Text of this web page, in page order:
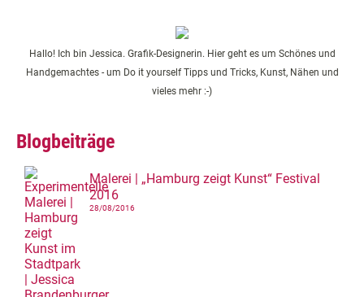
Hallo! Ich bin Jessica. Grafik-Designerin. Hier geht es um Schönes und
Handgemachtes - um Do it yourself Tipps und Tricks, Kunst, Nähen und
vieles mehr :-)
Blogbeiträge
Malerei | „Hamburg zeigt Kunst“ Festival
2016
28/08/2016